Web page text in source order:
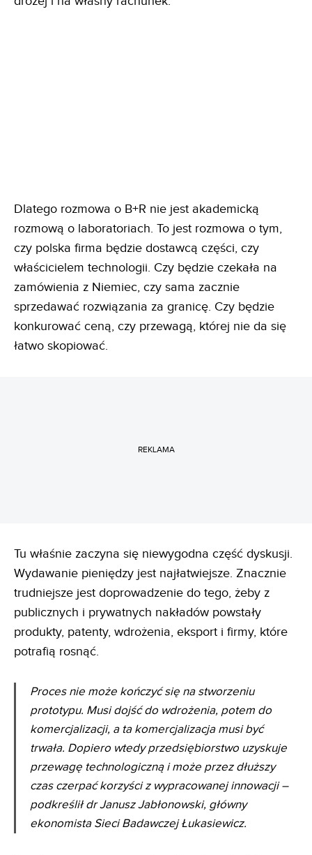
Dlatego rozmowa o B+R nie jest akademicką
rozmową o laboratoriach. To jest rozmowa o tym,
czy polska firma będzie dostawcą części, czy
właścicielem technologii. Czy będzie czekała na
zamówienia z Niemiec, czy sama zacznie
sprzedawać rozwiązania za granicę. Czy będzie
konkurować ceną, czy przewagą, której nie da się
łatwo skopiować.
REKLAMA
Tu właśnie zaczyna się niewygodna część dyskusji.
Wydawanie pieniędzy jest najłatwiejsze. Znacznie
trudniejsze jest doprowadzenie do tego, żeby z
publicznych i prywatnych nakładów powstały
produkty, patenty, wdrożenia, eksport i firmy, które
potrafią rosnąć.
Proces nie może kończyć się na stworzeniu
prototypu. Musi dojść do wdrożenia, potem do
komercjalizacji, a ta komercjalizacja musi być
trwała. Dopiero wtedy przedsiębiorstwo uzyskuje
przewagę technologiczną i może przez dłuższy
czas czerpać korzyści z wypracowanej innowacji –
podkreślił dr Janusz Jabłonowski, główny
ekonomista Sieci Badawczej Łukasiewicz.